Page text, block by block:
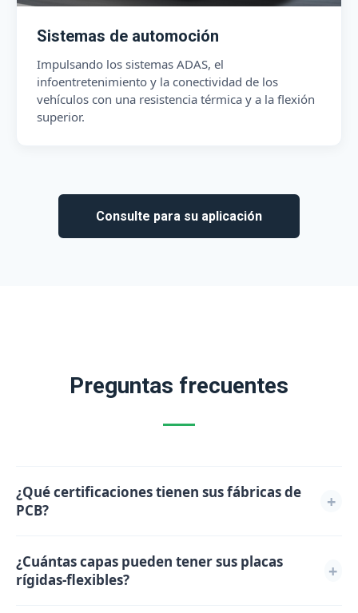
Sistemas de automoción
Impulsando los sistemas ADAS, el
infoentretenimiento y la conectividad de los
vehículos con una resistencia térmica y a la flexión
superior.
Consulte para su aplicación
Preguntas frecuentes
¿Qué certificaciones tienen sus fábricas de
PCB?
+
certificación IPC y disponen de los certificados ISO
14001, ISO 9001, CE y ROHS. Nuestros productos se
¿Cuántas capas pueden tener sus placas
rígidas-flexibles?
+